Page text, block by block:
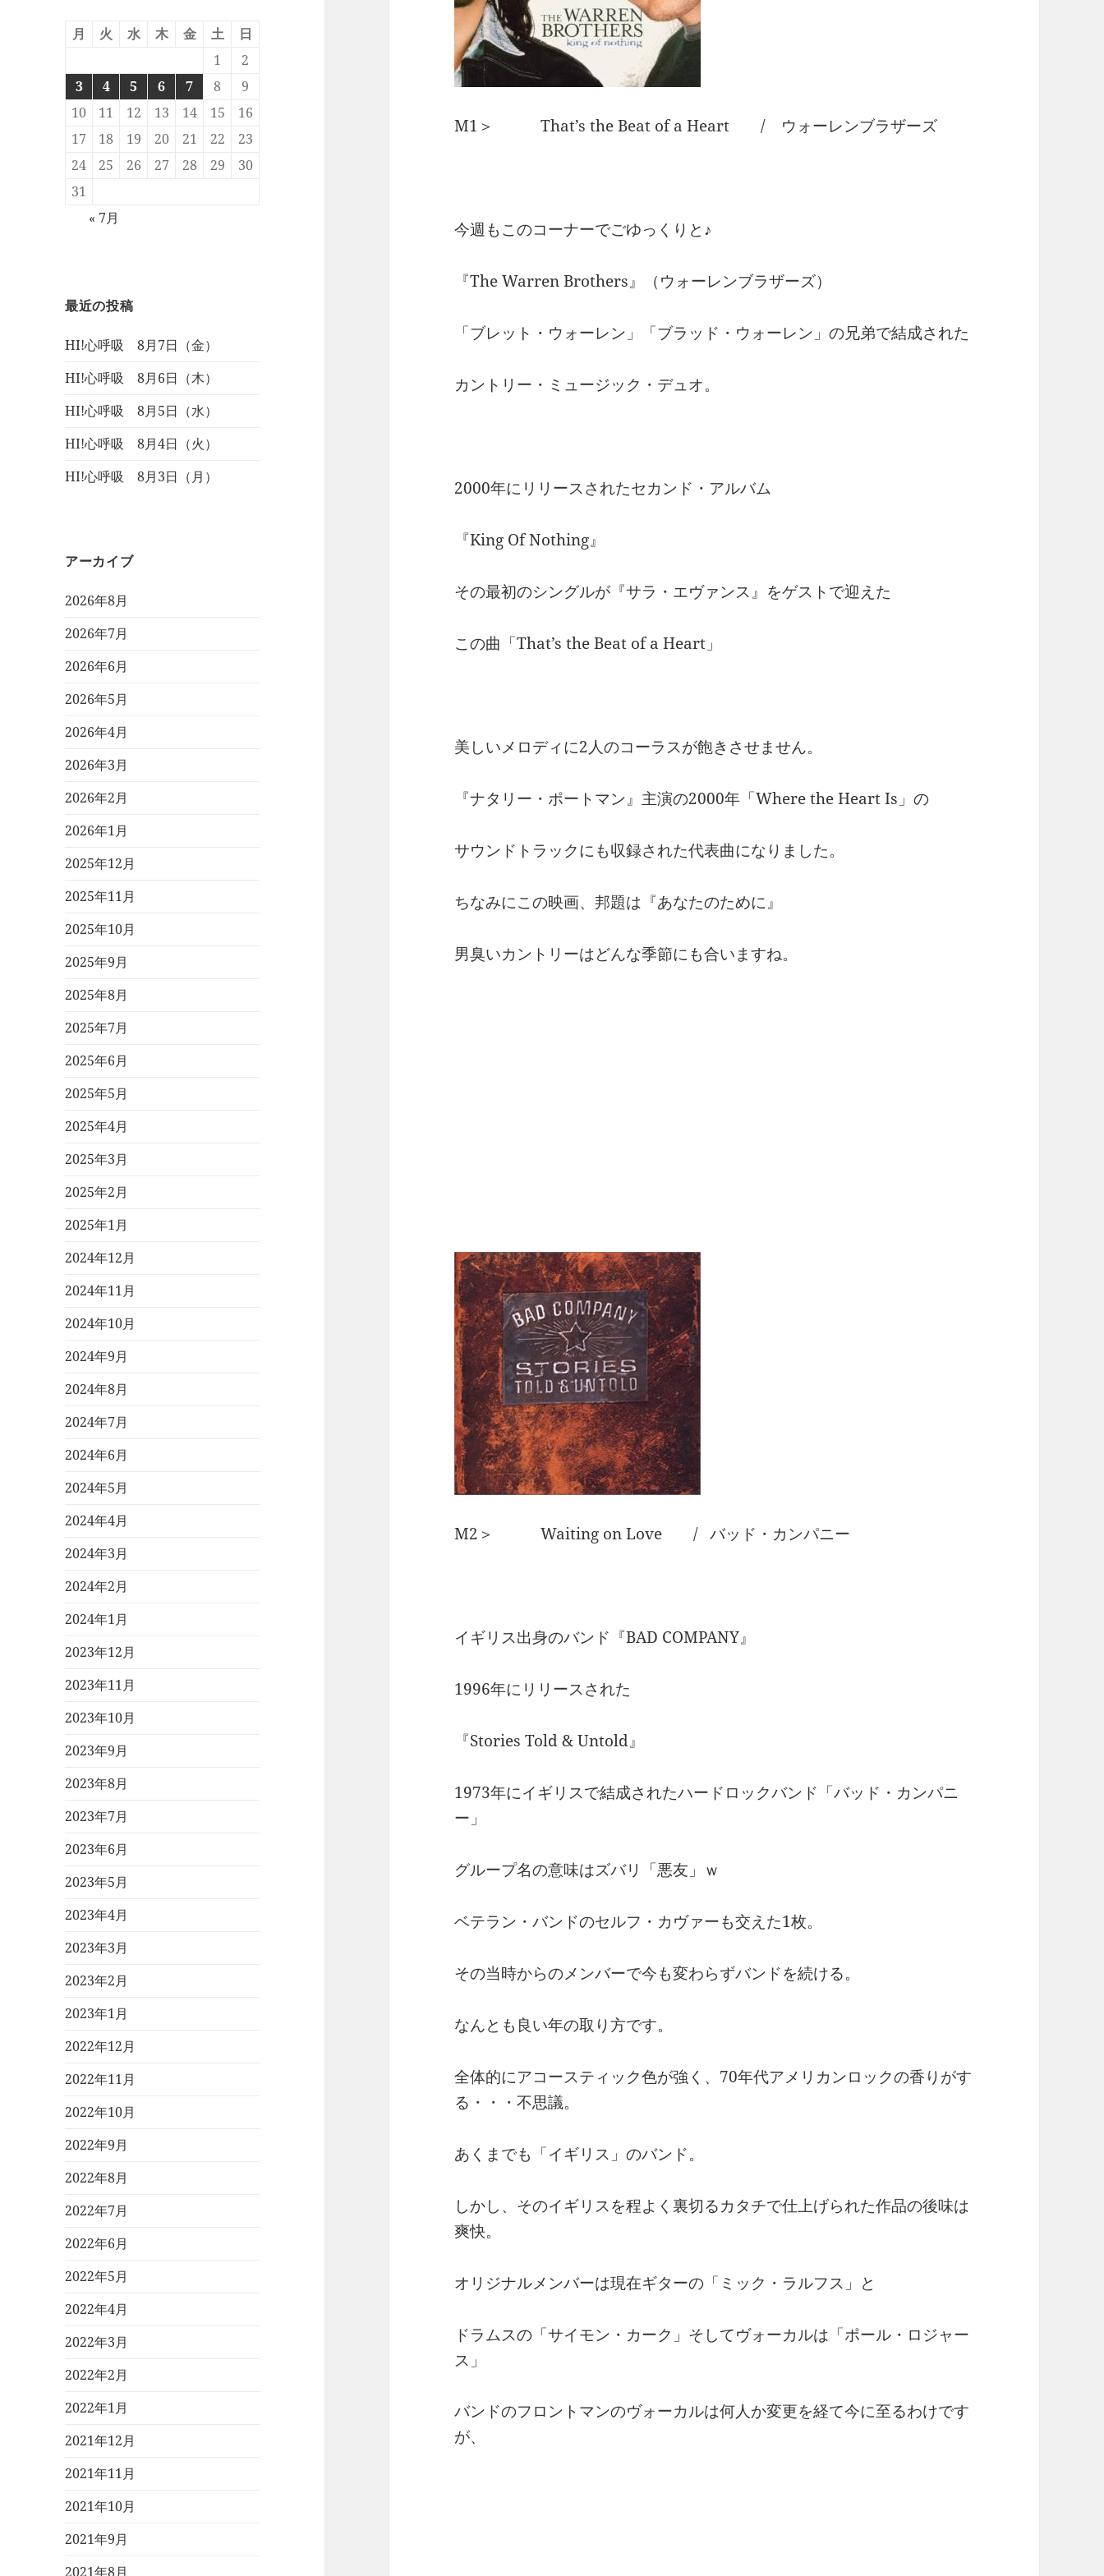
月 火 水 木 金 土
日
1
2
3
4 5 6 7 8
9
10
11 12 13 14 15
16
17
18 19 20 21 22
23
24
25 26 27 28 29
30
31
« 7月
最近の投稿
HI!心呼吸 8月7日（金）
HI!心呼吸 8月6日（木）
HI!心呼吸 8月5日（水）
HI!心呼吸 8月4日（火）
HI!心呼吸 8月3日（月）
アーカイブ
2026年8月
2026年7月
2026年6月
2026年5月
2026年4月
2026年3月
2026年2月
2026年1月
2025年12月
2025年11月
2025年10月
2025年9月
2025年8月
2025年7月
2025年6月
2025年5月
2025年4月
2025年3月
2025年2月
2025年1月
2024年12月
2024年11月
2024年10月
2024年9月
2024年8月
2024年7月
2024年6月
2024年5月
2024年4月
2024年3月
2024年2月
2024年1月
2023年12月
2023年11月
2023年10月
2023年9月
2023年8月
2023年7月
2023年6月
2023年5月
2023年4月
2023年3月
2023年2月
2023年1月
2022年12月
2022年11月
2022年10月
2022年9月
2022年8月
2022年7月
2022年6月
2022年5月
2022年4月
2022年3月
2022年2月
2022年1月
2021年12月
2021年11月
2021年10月
2021年9月
2021年8月
M1＞ That’s the Beat of a Heart / ウォーレンブラザーズ
今週もこのコーナーでごゆっくりと♪
『The Warren Brothers』（ウォーレンブラザーズ）
「ブレット・ウォーレン」「ブラッド・ウォーレン」の兄弟で結成された
カントリー・ミュージック・デュオ。
2000年にリリースされたセカンド・アルバム
『King Of Nothing』
その最初のシングルが『サラ・エヴァンス』をゲストで迎えた
この曲「That’s the Beat of a Heart」
美しいメロディに2人のコーラスが飽きさせません。
『ナタリー・ポートマン』主演の2000年「Where the Heart Is」の
サウンドトラックにも収録された代表曲になりました。
ちなみにこの映画、邦題は『あなたのために』
男臭いカントリーはどんな季節にも合いますね。
M2＞ Waiting on Love / バッド・カンパニー
イギリス出身のバンド『BAD COMPANY』
1996年にリリースされた
『Stories Told & Untold』
1973年にイギリスで結成されたハードロックバンド「バッド・カンパニ
ー」
グループ名の意味はズバリ「悪友」ｗ
ベテラン・バンドのセルフ・カヴァーも交えた1枚。
その当時からのメンバーで今も変わらずバンドを続ける。
なんとも良い年の取り方です。
全体的にアコースティック色が強く、70年代アメリカンロックの香りがす
る・・・不思議。
あくまでも「イギリス」のバンド。
しかし、そのイギリスを程よく裏切るカタチで仕上げられた作品の後味は
爽快。
オリジナルメンバーは現在ギターの「ミック・ラルフス」と
ドラムスの「サイモン・カーク」そしてヴォーカルは「ポール・ロジャー
ス」
バンドのフロントマンのヴォーカルは何人か変更を経て今に至るわけです
が、